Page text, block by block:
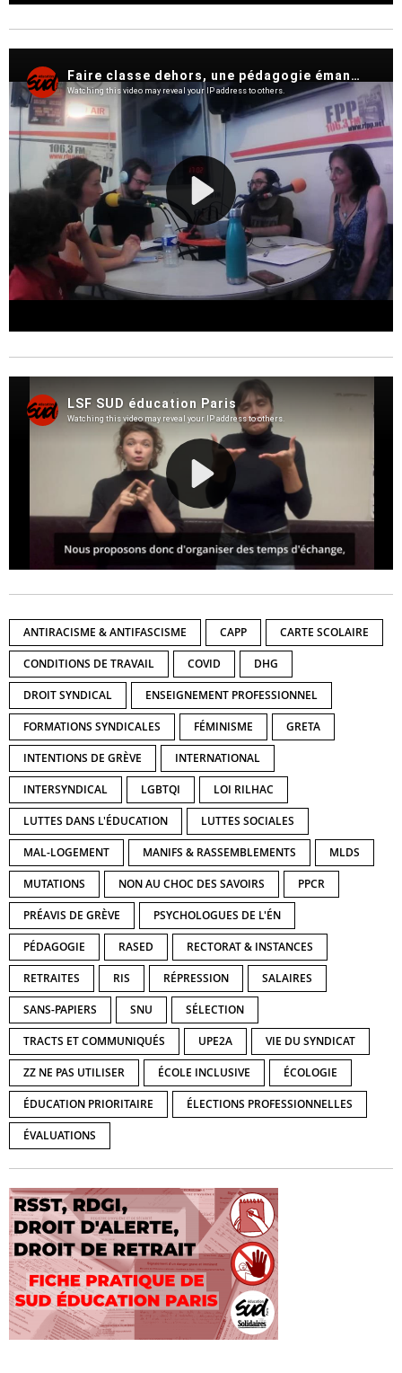
ANTIRACISME & ANTIFASCISME CAPP CARTE SCOLAIRE
CONDITIONS DE TRAVAIL COVID DHG
DROIT SYNDICAL ENSEIGNEMENT PROFESSIONNEL
FORMATIONS SYNDICALES FÉMINISME GRETA
INTENTIONS DE GRÈVE INTERNATIONAL
INTERSYNDICAL LGBTQI LOI RILHAC
LUTTES DANS L'ÉDUCATION LUTTES SOCIALES
MAL-LOGEMENT MANIFS & RASSEMBLEMENTS MLDS
MUTATIONS NON AU CHOC DES SAVOIRS PPCR
PRÉAVIS DE GRÈVE PSYCHOLOGUES DE L'ÉN
PÉDAGOGIE RASED RECTORAT & INSTANCES
RETRAITES RIS RÉPRESSION SALAIRES
SANS-PAPIERS SNU SÉLECTION
TRACTS ET COMMUNIQUÉS UPE2A VIE DU SYNDICAT
ZZ NE PAS UTILISER ÉCOLE INCLUSIVE ÉCOLOGIE
ÉDUCATION PRIORITAIRE ÉLECTIONS PROFESSIONNELLES
ÉVALUATIONS